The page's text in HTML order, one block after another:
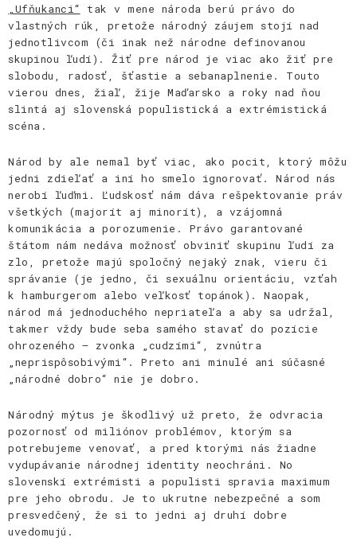
„Ufňukanci“ tak v mene národa berú právo do
vlastných rúk, pretože národný záujem stojí nad
jednotlivcom (či inak než národne definovanou
skupinou ľudí). Žiť pre národ je viac ako žiť pre
slobodu, radosť, šťastie a sebanaplnenie. Touto
vierou dnes, žiaľ, žije Maďarsko a roky nad ňou
slintá aj slovenská populistická a extrémistická
scéna.
Národ by ale nemal byť viac, ako pocit, ktorý môžu
jedni zdieľať a iní ho smelo ignorovať. Národ nás
nerobí ľuďmi. Ľudskosť nám dáva rešpektovanie práv
všetkých (majorít aj minorít), a vzájomná
komunikácia a porozumenie. Právo garantované
štátom nám nedáva možnosť obviniť skupinu ľudí za
zlo, pretože majú spoločný nejaký znak, vieru či
správanie (je jedno, či sexuálnu orientáciu, vzťah
k hamburgerom alebo veľkosť topánok). Naopak,
národ má jednoduchého nepriateľa a aby sa udržal,
takmer vždy bude seba samého stavať do pozície
ohrozeného – zvonka „cudzími“, zvnútra
„neprispôsobivými“. Preto ani minulé ani súčasné
„národné dobro“ nie je dobro.
Národný mýtus je škodlivý už preto, že odvracia
pozornosť od miliónov problémov, ktorým sa
potrebujeme venovať, a pred ktorými nás žiadne
vydupávanie národnej identity neochráni. No
slovenskí extrémisti a populisti spravia maximum
pre jeho obrodu. Je to ukrutne nebezpečné a som
presvedčený, že si to jedni aj druhí dobre
uvedomujú.